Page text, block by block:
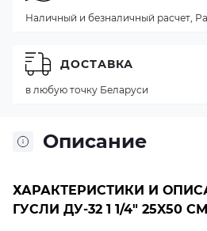
Описание
ХАРАКТЕРИСТИКИ И
ГУСЛИ ДУ-32 1 1/4" 25X50
Наличный и безналичный расчет,
ДОСТАВКА
в любую точку Беларуси